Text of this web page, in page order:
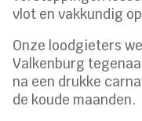
vlot en vakkundig
Onze loodgieters
Valkenburg
na een drukke
de koude maanden.